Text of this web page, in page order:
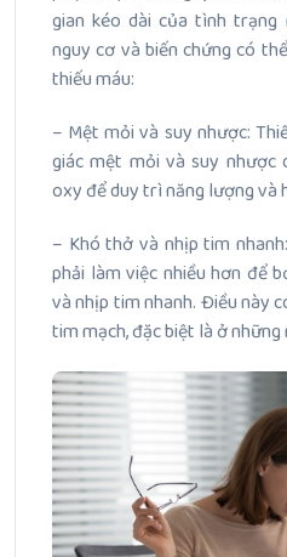
gian kéo dài của tình
nguy cơ và biến chứng có
thiếu máu:
– Mệt mỏi và suy nhược:
giác mệt mỏi và suy nhược
oxy để duy trì năng lượng và
– Khó thở và nhịp tim
phải làm việc nhiều hơn để
và nhịp tim nhanh. Điều này
tim mạch, đặc biệt là ở